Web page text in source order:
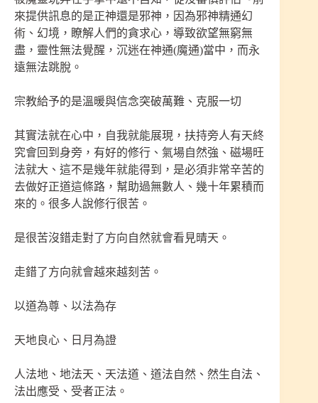
來提供訊息的是正神還是邪神，因為邪神精通幻
術、幻境，瞭解人們的貪求心，導致欲望無窮無
盡，靈性無法覺醒，沉迷在神通(魔通)當中，而永
遠無法跳脫。
宗教給予的是溫暖與信念突破萬難、克服一切
其實法就在心中，自我就能展現，扶持旁人有天終
究會回到身旁，有好的修行、氣場自然強、磁場旺
法就大、這不是幾年就能得到，是必須非常辛苦的
去做好正道這條路，幫助過無數人、幾十年累積而
來的。很多人說修行很苦。
是很苦沒錯走對了方向自然就會看見晴天。
走錯了方向就會越來越刻苦。
以道為尊、以法為存
天地良心、日月為證
人法地、地法天、天法道、道法自然、然生自法、
法出應受、受者正法。